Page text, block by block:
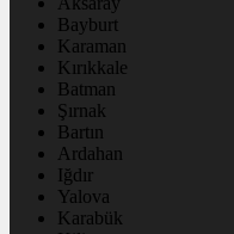
Bayburt
Karaman
Kırıkkale
Batman
Şırnak
Bartın
Ardahan
Iğdır
Yalova
Karabük